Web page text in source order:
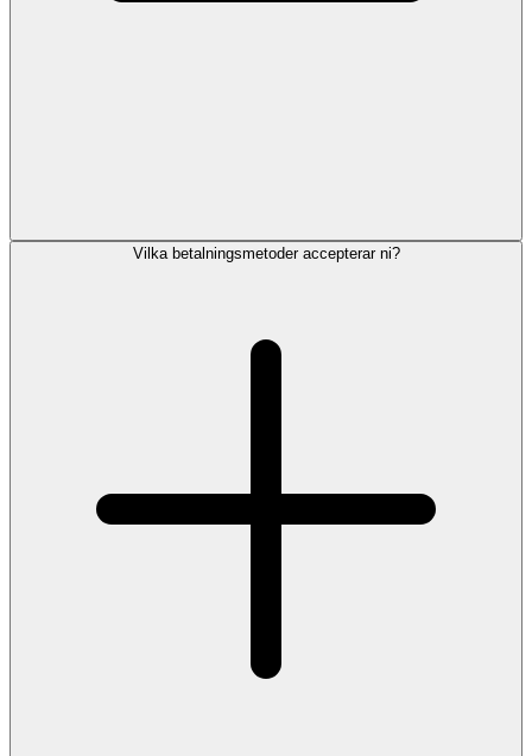
Vilka betalningsmetoder accepterar ni?